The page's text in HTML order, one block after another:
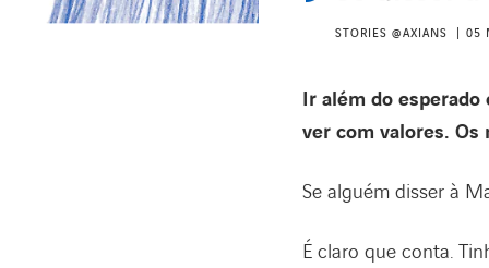
STORIES @AXIANS 05
Ir além do esperado
ver com valores.
Se alguém disser à
É claro que conta.